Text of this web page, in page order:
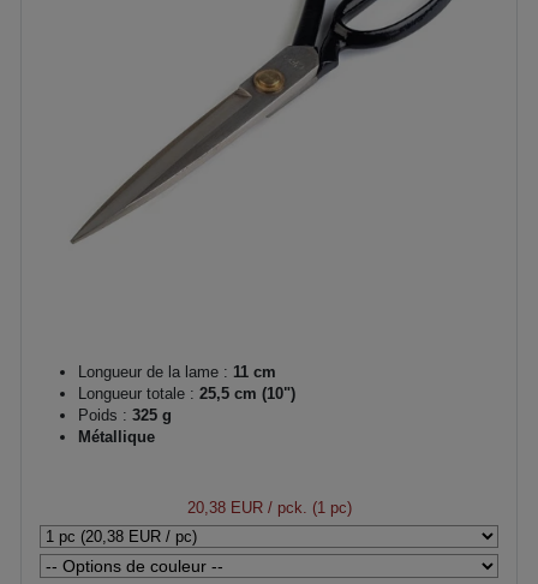
Longueur de la lame : 11 cm
Longueur totale : 25,5 cm (10")
Poids : 325 g
Métallique
20,38 EUR/ pck. (1 pc)